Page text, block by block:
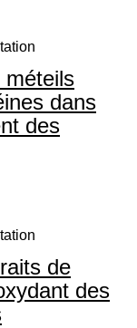
méteils
dans
des
de
des